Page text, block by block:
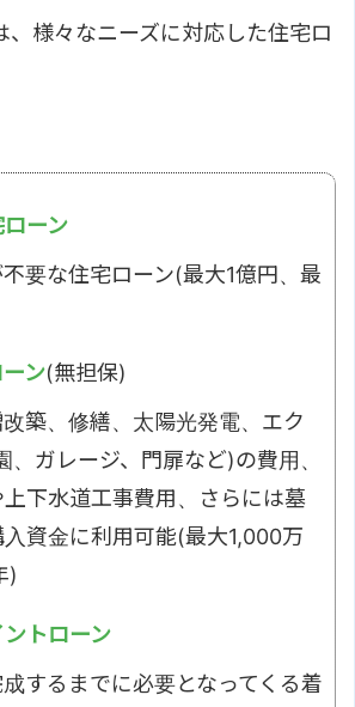
、様々なニーズに対応した住宅ロ
ーン
要な住宅ローン(最大1億円、最
ン(無担保)
築、修繕、太陽光発電、エク
、ガレージ、門扉など)の費用、
下水道工事費用、さらには墓
資金に利用可能(最大1,000万
)
トローン
するまでに必要となってくる着